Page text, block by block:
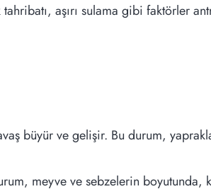
aşırı sulama gibi faktörler
büyür ve gelişir. Bu durum,
meyve ve sebzelerin